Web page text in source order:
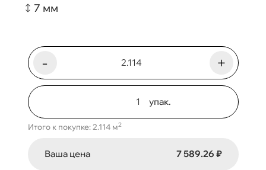
- +
упак.
Итого к покупке: 2.114 м2
Ваша цена 7 589.26 ₽
7 мм